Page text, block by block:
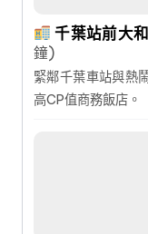
千葉站前大
鐘)
緊鄰千葉車站與熱
高CP值商務飯店。